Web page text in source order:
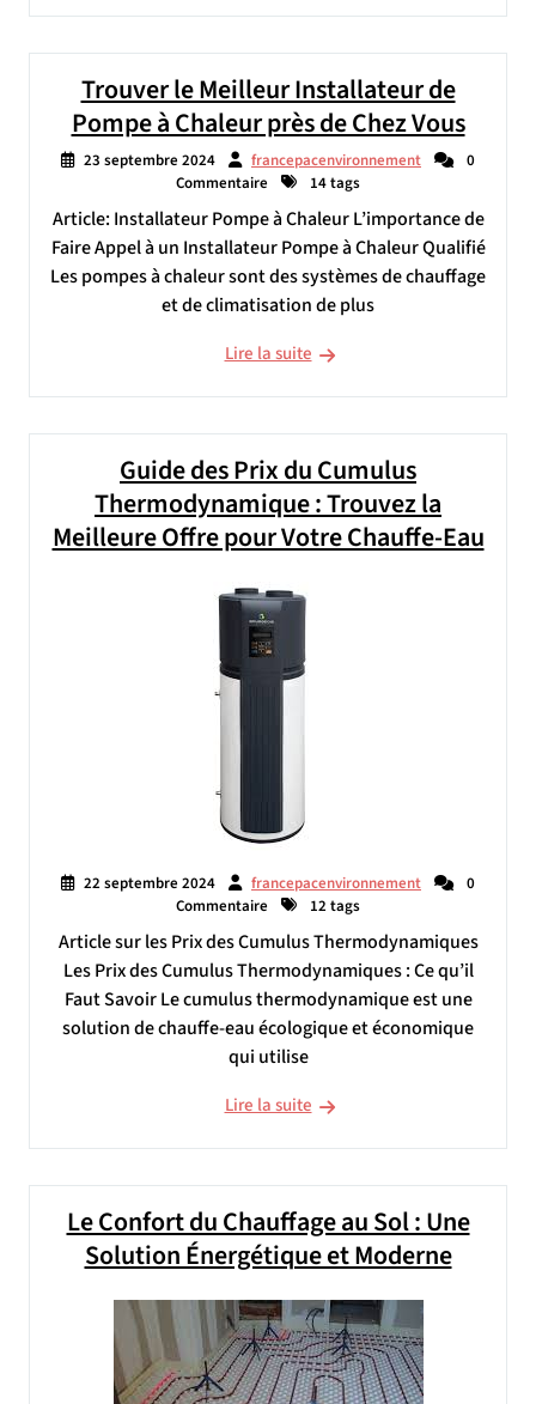
Trouver le Meilleur Installateur de
Pompe à Chaleur près de Chez Vous
23 septembre 2024 francepacenvironnement
0
Commentaire
14 tags
Article: Installateur Pompe à Chaleur L’importance de
Faire Appel à un Installateur Pompe à Chaleur Qualifié
Les pompes à chaleur sont des systèmes de chauffage
et de climatisation de plus
Lire la suite
Guide des Prix du Cumulus
Thermodynamique : Trouvez la
Meilleure Offre pour Votre Chauffe-Eau
22 septembre 2024 francepacenvironnement
0
Commentaire
12 tags
Article sur les Prix des Cumulus Thermodynamiques
Les Prix des Cumulus Thermodynamiques : Ce qu’il
Faut Savoir Le cumulus thermodynamique est une
solution de chauffe-eau écologique et économique
qui utilise
Lire la suite
Le Confort du Chauffage au Sol : Une
Solution Énergétique et Moderne